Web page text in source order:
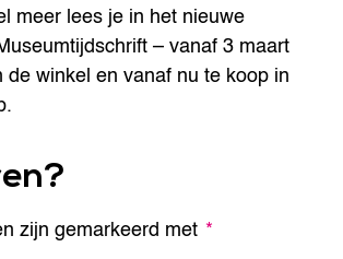
meer lees je in het nieuwe
– vanaf 3 maart
winkel en vanaf nu te koop in
zijn gemarkeerd met *